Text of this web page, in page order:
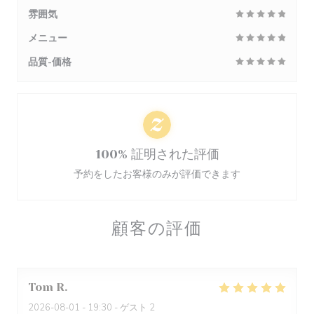
顧客の評価
Tom R
2026-08-01 - 19:30 - ゲスト 2
雰囲気
メニュー
品質-価格
100% 証明された評価
予約をしたお客様のみが評価できます